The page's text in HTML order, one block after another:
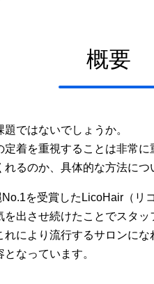
概要
ではないでしょうか。
着を重視することは非常
るのか、具体的な方法につ
を受賞したLicoHair（リ
出させ続けたことでスタ
により流行するサロンに
なっています。